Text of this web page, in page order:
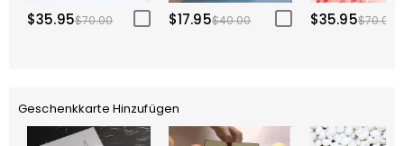
$35.95$70.00 $17.95$40.00 $35.95$70.00
Geschenkkarte Hinzufügen